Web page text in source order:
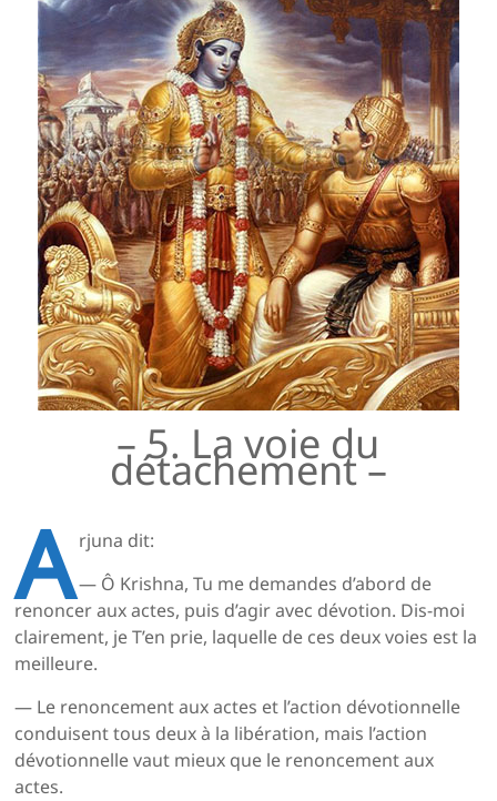
– 5. La voie du
détachement –
A rjuna dit:
— Ô Krishna, Tu me demandes d’abord de
renoncer aux actes, puis d’agir avec dévotion. Dis-moi
clairement, je T’en prie, laquelle de ces deux voies est la
meilleure.
— Le renoncement aux actes et l’action dévotionnelle
conduisent tous deux à la libération, mais l’action
dévotionnelle vaut mieux que le renoncement aux
actes.